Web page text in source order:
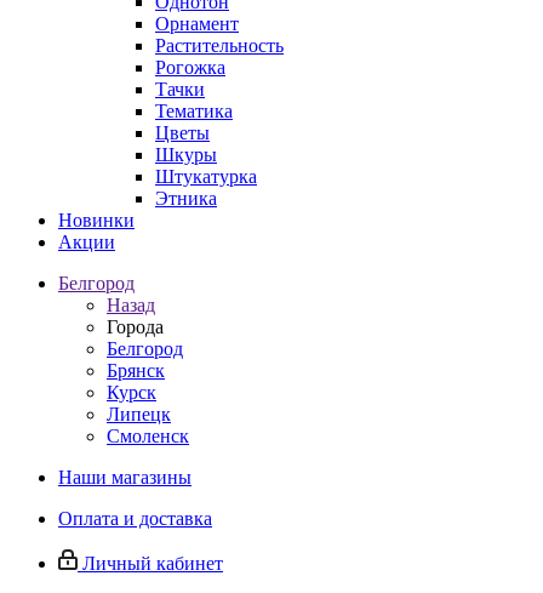
Орнамент
Растительность
Рогожка
Тачки
Тематика
Цветы
Шкуры
Штукатурка
Этника
Новинки
Акции
Белгород
Назад
Города
Белгород
Брянск
Курск
Липецк
Смоленск
Наши магазины
Оплата и доставка
Личный кабинет